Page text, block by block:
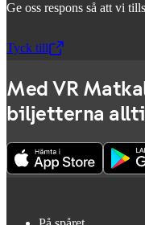
Ge oss respons så att vi
Tyck till
,Öppnas i en ny flik
Med VR
biljetterna